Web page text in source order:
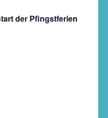
der Pfingstferien